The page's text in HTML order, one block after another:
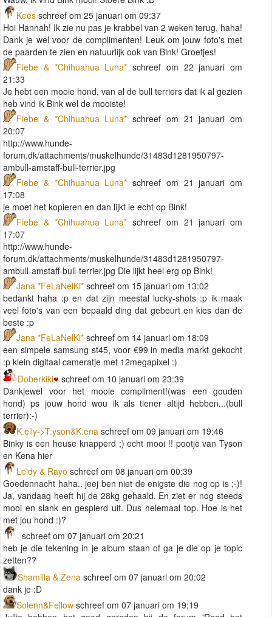
Kees schreef om 25 januari om 09:37
Hoi Hannah! Ik zie nu pas je krabbel van 2 weken terug, haha!
Dank je wel voor de complimenten! Leuk om jouw foto's met
de paarden te zien en natuurlijk ook van Bink! Groetjes!
Fiebe & *Chihuahua Luna*schreef om 22 januari om
21:33
Je hebt een mooie hond, van al de bull terriers dat ik al gezien
heb vind ik Bink wel de mooiste!
Fiebe & *Chihuahua Luna*schreef om 21 januari om
20:07
http://www.hunde-
forum.dk/attachments/muskelhunde/31483d1281950797-
ambull-amstaff-bull-terrier.jpg
Fiebe & *Chihuahua Luna*schreef om 21 januari om
17:08
je moet het kopieren en dan lijkt ie echt op Bink!
Fiebe & *Chihuahua Luna*schreef om 21 januari om
17:07
http://www.hunde-
forum.dk/attachments/muskelhunde/31483d1281950797-
ambull-amstaff-bull-terrier.jpg Die lijkt heel erg op Bink!
Jana *FeLaNelKi* schreef om 15 januari om 13:02
bedankt haha :p en dat zijn meestal lucky-shots :p ik maak
veel foto's van een bepaald ding dat gebeurt en kies dan de
beste :p
Jana *FeLaNelKi* schreef om 14 januari om 18:09
een simpele samsung st45, voor €99 in media markt gekocht
:p klein digitaal cameratje met 12megapixel :)
Doberkiki
schreef om 10 januari om 23:39
Dankjewel voor het mooie compliment!(was een gouden
hond) ps jouw hond wou ik als tiener altijd hebben...(bull
terrier):-)
K.elly->T.yson&K.ena schreef om 09 januari om 19:46
Binky is een heuse knapperd ;) echt mooi !! pootje van Tyson
en Kena hier
Leidy & Rayo schreef om 08 januari om 00:39
Goedennacht haha.. jeej ben niet de enigste die nog op is ;-)!
Ja, vandaag heeft hij de 28kg gehaald. En ziet er nog steeds
mooi en slank en gespierd uit. Dus helemaal top. Hoe is het
met jou hond :)?
- schreef om 07 januari om 20:21
heb je die tekening in je album staan of ga je die op je topic
zetten??
Shamilla & Zena schreef om 07 januari om 20:02
dank je :D
Solenn&Fellow schreef om 07 januari om 19:19